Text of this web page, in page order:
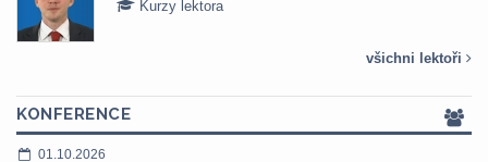
Kurzy lektora
všichni lektoři
KONFERENCE
01.10.2026